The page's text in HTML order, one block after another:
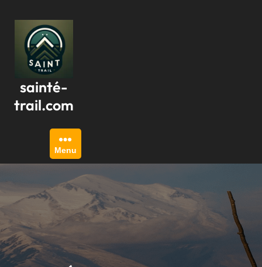
contenu
sainté-
trail.com
Menu